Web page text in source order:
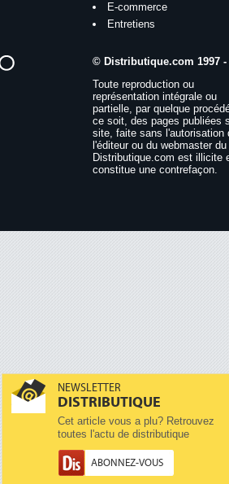
NEWSLETTER
DISTRIBUTIQUE
Cet article vous a plu? Retrouvez
toutes l'actu de distributique
ABONNEZ-VOUS
E-commerce
Entretiens
© Distributique.com 1997 -
Toute reproduction ou
représentation intégrale ou
partielle, par quelque
ce soit, des pages publiées
site, faite sans l'autorisation
l'éditeur ou du webmaster
Distributique.com est illicite
constitue une contrefaçon.